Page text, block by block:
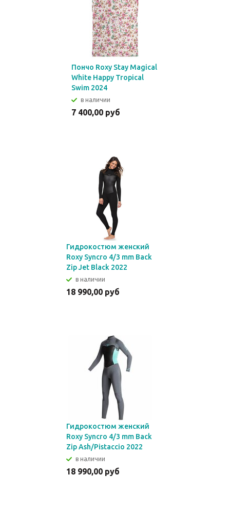
Пончо Roxy Stay Magical
White Happy Tropical
Swim 2024
в наличии
7 400,00 руб
Гидрокостюм женский
Roxy Syncro 4/3 mm Back
Zip Jet Black 2022
в наличии
18 990,00 руб
Гидрокостюм женский
Roxy Syncro 4/3 mm Back
Zip Ash/Pistaccio 2022
в наличии
18 990,00 руб